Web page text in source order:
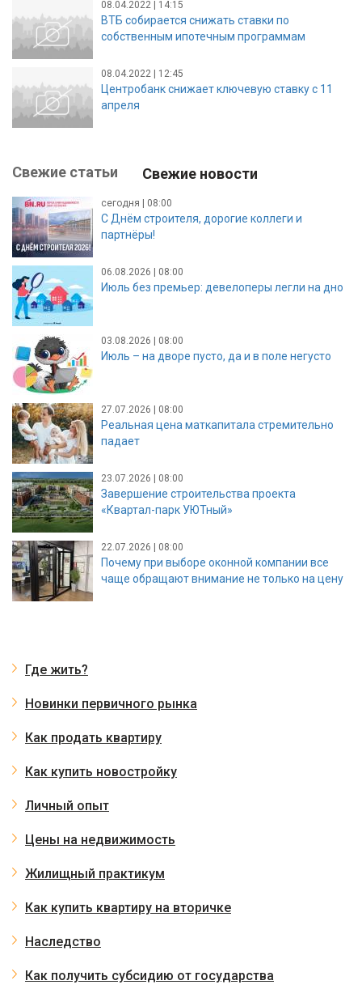
08.04.2022 | 14:15
ВТБ собирается снижать ставки по
собственным ипотечным программам
08.04.2022 | 12:45
Центробанк снижает ключевую ставку с 11
апреля
Свежие статьи Свежие новости
сегодня | 08:00
С Днём строителя, дорогие коллеги и
партнёры!
06.08.2026 | 08:00
Июль без премьер: девелоперы легли на дно
03.08.2026 | 08:00
Июль – на дворе пусто, да и в поле негусто
27.07.2026 | 08:00
Реальная цена маткапитала стремительно
падает
23.07.2026 | 08:00
Завершение строительства проекта
«Квартал-парк УЮТный»
22.07.2026 | 08:00
Почему при выборе оконной компании все
чаще обращают внимание не только на цену
Где жить?
Новинки первичного рынка
Как продать квартиру
Как купить новостройку
Личный опыт
Цены на недвижимость
Жилищный практикум
Как купить квартиру на вторичке
Наследство
Как получить субсидию от государства